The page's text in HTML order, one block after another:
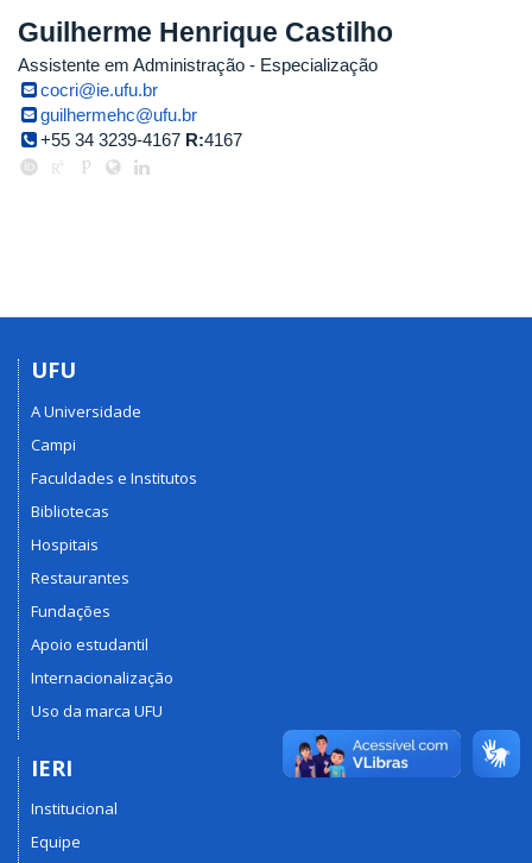
Guilherme Henrique Castilho
Assistente em Administração - Especialização
cocri@ie.ufu.br
guilhermehc@ufu.br
+55 34 3239-4167 R:4167
UFU
A Universidade
Campi
Faculdades e Institutos
Bibliotecas
Hospitais
Restaurantes
Fundações
Apoio estudantil
Internacionalização
Uso da marca UFU
IERI
Institucional
Equipe